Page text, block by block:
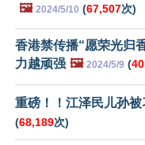
🖼️ 2024/5/10 (67,507次)
香港禁传播“愿荣光归
力越顽强 🖼️ 2024/5/9 (
重磅！！江泽民儿孙被
(68,189次)